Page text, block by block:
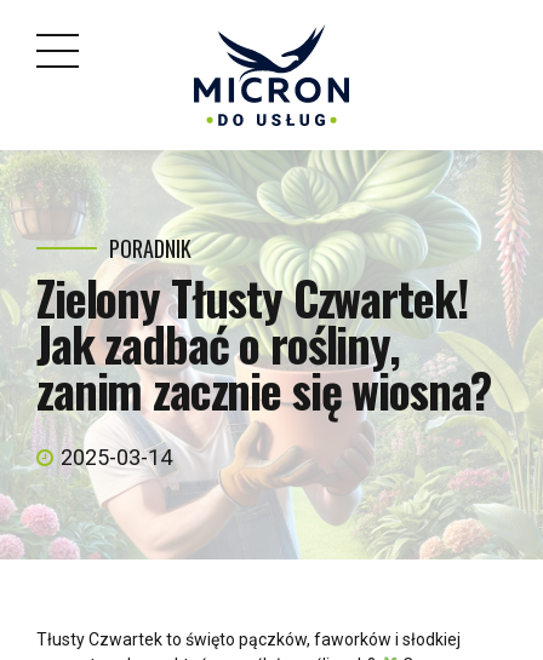
PORADNIK
Zielony Tłusty Czwartek!
Jak zadbać o rośliny,
zanim zacznie się wiosna?
2025-03-14
Tłusty Czwartek to święto pączków, faworków i słodkiej